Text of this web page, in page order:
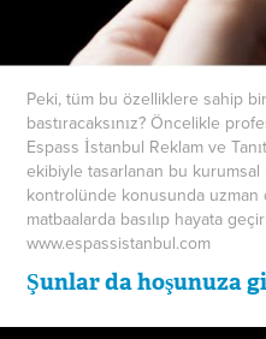
Peki, tüm bu özelliklere sahip
bastıracaksınız? Öncelikle
Espass İstanbul Reklam ve
ekibiyle tasarlanan bu kurumsal
kontrolünde konusunda uzman
matbaalarda basılıp hayata
www.espassistanbul.com
Şunlar da hoşunuza